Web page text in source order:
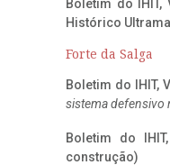
Boletim do IHIT,
Histórico
Forte da Salga
Boletim do IHIT,
sistema defensivo
Boletim do
construção)